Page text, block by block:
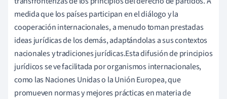
medida que los países participan en el diálogo y la
cooperación internacionales, a menudo toman prestadas
ideas jurídicas de los demás, adaptándolas a sus contextos
nacionales y tradiciones jurídicas.Esta difusión de principios
jurídicos se ve facilitada por organismos internacionales,
como las Naciones Unidas o la Unión Europea, que
promueven normas y mejores prácticas en materia de